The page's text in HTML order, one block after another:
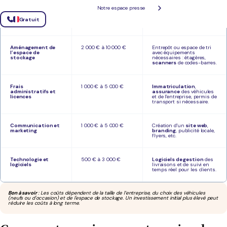
Notre espace presse
Gratuit
véhicules
Aménagement de
l’espace de
stockage
2 000 € à 10 000 € Entrepôt ou espace de tri
avec équipements
nécessaires : étagères,
scanners de codes-barres.
Frais
administratifs et
licences
1 000 € à 5 000 € Immatriculation,
assurancedes véhicules
et de l'entreprise, permis de
transport si nécessaire.
Communication et
marketing
1 000 € à 5 000 € Création d'un site web,
branding, publicité locale,
flyers, etc.
Technologie et
logiciels
500 € à 3 000 € Logiciels de gestion des
livraisons et de suivi en
temps réel pour les clients.
Bon à savoir: Les coûts dépendent de la taille de l’entreprise, du choix des véhicules
(neufs ou d'occasion) et de l'espace de stockage. Un investissement initial plus élevé peut
réduire les coûts à long terme.